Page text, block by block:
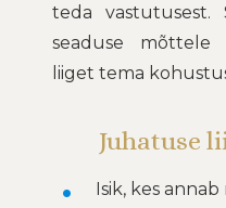
teda vastutusest.
seaduse mõttele
liiget tema
Juhatuse
Isik, kes